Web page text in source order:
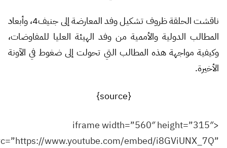
ناقشت الحلقة ظروف تشكيل وفد المعارضة إلى جنيف4، وأبعاد
المطالب الدولية والأممية من وفد الهيئة العليا للمفاوضات،
وكيفية مواجهة هذه المطالب التي تحولت إلى ضغوط في الآونة
الأخيرة.
<iframe width=”560″ height=”315″
src=”https://www.youtube.com/embed/i8GViUNX_7Q”